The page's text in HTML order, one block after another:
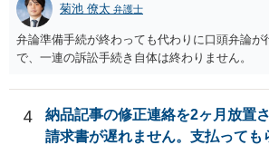
菊池 僚太 弁護士
弁論準備手続が終わっても代わりに口頭弁論が
で、一連の訴訟手続き自体は終わりません。
4
納品記事の修正連絡を2ヶ月放置
請求書が遅れません。支払っても